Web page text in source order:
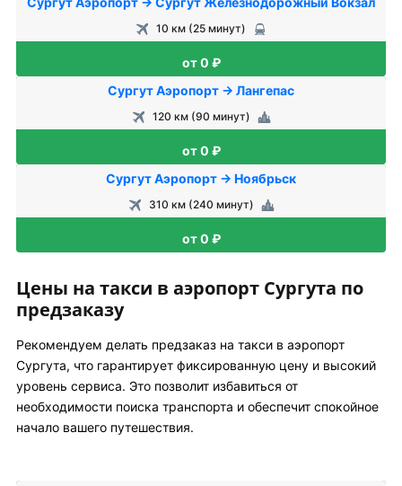
10 км (25 минут)
от 0 ₽
Сургут Аэропорт → Лангепас
120 км (90 минут)
от 0 ₽
Сургут Аэропорт → Ноябрьск
310 км (240 минут)
от 0 ₽
Цены на такси в аэропорт Сургута по
предзаказу
Рекомендуем делать предзаказ на такси в аэропорт
Сургута, что гарантирует фиксированную цену и высокий
уровень сервиса. Это позволит избавиться от
необходимости поиска транспорта и обеспечит спокойное
начало вашего путешествия.